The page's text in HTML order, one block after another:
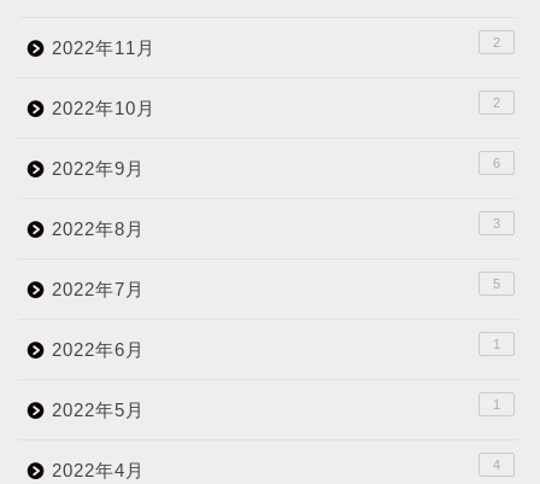
2022年11月 2
2022年10月 2
2022年9月 6
2022年8月 3
2022年7月 5
2022年6月 1
2022年5月 1
2022年4月 4